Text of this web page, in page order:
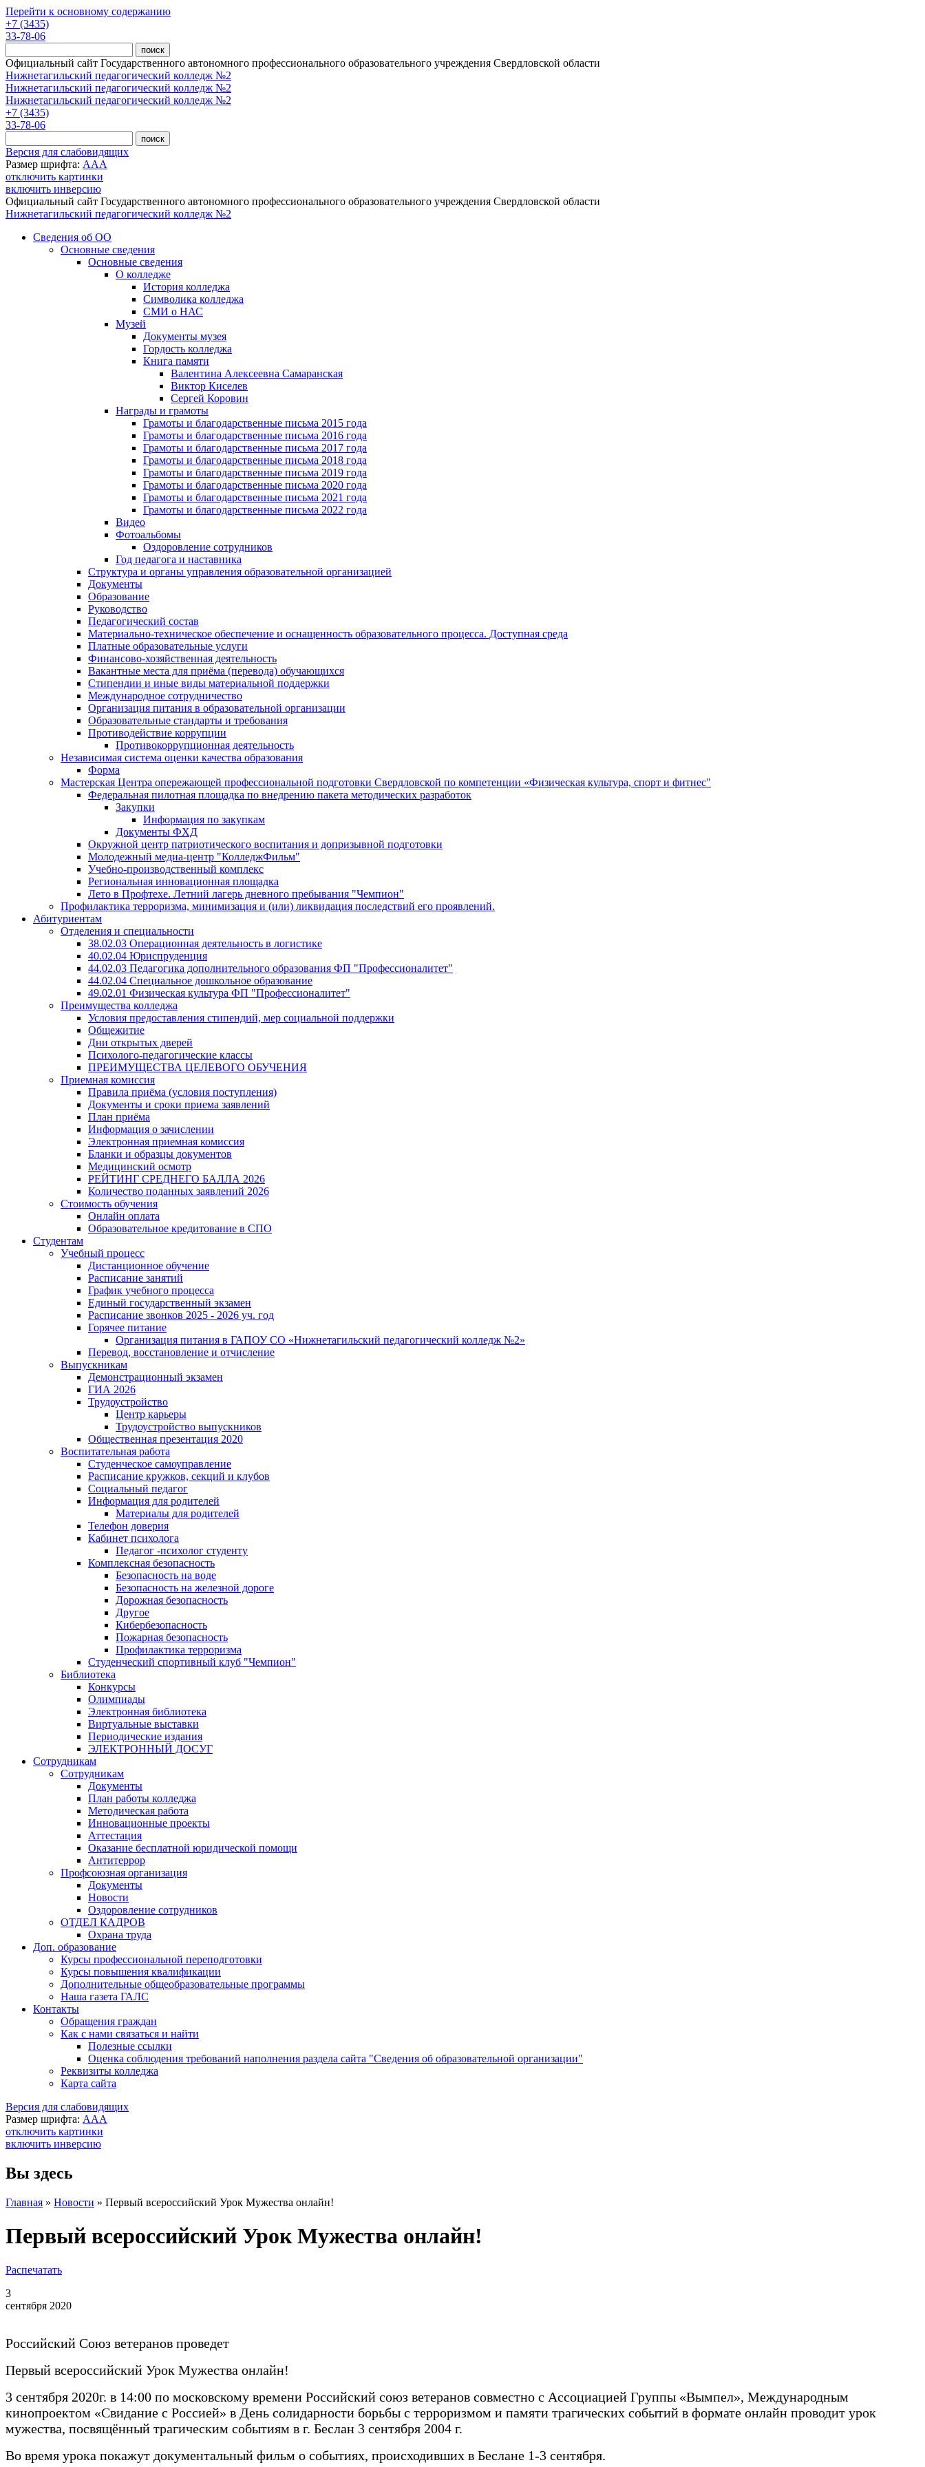
Перейти к основному содержанию
+7 (3435)
33-78-06
Официальный сайт Государственного автономного профессионального образовательного учреждения Свердловской области
Нижнетагильский педагогический колледж №2
Нижнетагильский педагогический колледж №2
Нижнетагильский педагогический колледж №2
+7 (3435)
33-78-06
Версия для слабовидящих
Размер шрифта: AAA
отключить картинки
включить инверсию
Официальный сайт Государственного автономного профессионального образовательного учреждения Свердловской области
Нижнетагильский педагогический колледж №2
Сведения об ОО
Основные сведения
Основные сведения
О колледже
История колледжа
Символика колледжа
СМИ о НАС
Музей
Документы музея
Гордость колледжа
Книга памяти
Валентина Алексеевна Самаранская
Виктор Киселев
Сергей Коровин
Награды и грамоты
Грамоты и благодарственные письма 2015 года
Грамоты и благодарственные письма 2016 года
Грамоты и благодарственные письма 2017 года
Грамоты и благодарственные письма 2018 года
Грамоты и благодарственные письма 2019 года
Грамоты и благодарственные письма 2020 года
Грамоты и благодарственные письма 2021 года
Грамоты и благодарственные письма 2022 года
Видео
Фотоальбомы
Оздоровление сотрудников
Год педагога и наставника
Структура и органы управления образовательной организацией
Документы
Образование
Руководство
Педагогический состав
Материально-техническое обеспечение и оснащенность образовательного процесса. Доступная среда
Платные образовательные услуги
Финансово-хозяйственная деятельность
Вакантные места для приёма (перевода) обучающихся
Стипендии и иные виды материальной поддержки
Международное сотрудничество
Организация питания в образовательной организации
Образовательные стандарты и требования
Противодействие коррупции
Противокоррупционная деятельность
Независимая система оценки качества образования
Форма
Мастерская Центра опережающей профессиональной подготовки Свердловской по компетенции «Физическая культура, спорт и фитнес"
Федеральная пилотная площадка по внедрению пакета методических разработок
Закупки
Информация по закупкам
Документы ФХД
Окружной центр патриотического воспитания и допризывной подготовки
Молодежный медиа-центр "КолледжФильм"
Учебно-производственный комплекс
Региональная инновационная площадка
Лето в Профтехе. Летний лагерь дневного пребывания "Чемпион"
Профилактика терроризма, минимизация и (или) ликвидация последствий его проявлений.
Абитуриентам
Отделения и специальности
38.02.03 Операционная деятельность в логистике
40.02.04 Юриспруденция
44.02.03 Педагогика дополнительного образования ФП "Профессионалитет"
44.02.04 Специальное дошкольное образование
49.02.01 Физическая культура ФП "Профессионалитет"
Преимущества колледжа
Условия предоставления стипендий, мер социальной поддержки
Общежитие
Дни открытых дверей
Психолого-педагогические классы
ПРЕИМУЩЕСТВА ЦЕЛЕВОГО ОБУЧЕНИЯ
Приемная комиссия
Правила приёма (условия поступления)
Документы и сроки приема заявлений
План приёма
Информация о зачислении
Электронная приемная комиссия
Бланки и образцы документов
Медицинский осмотр
РЕЙТИНГ СРЕДНЕГО БАЛЛА 2026
Количество поданных заявлений 2026
Стоимость обучения
Онлайн оплата
Образовательное кредитование в СПО
Студентам
Учебный процесс
Дистанционное обучение
Расписание занятий
График учебного процесса
Единый государственный экзамен
Расписание звонков 2025 - 2026 уч. год
Горячее питание
Организация питания в ГАПОУ СО «Нижнетагильский педагогический колледж №2»
Перевод, восстановление и отчисление
Выпускникам
Демонстрационный экзамен
ГИА 2026
Трудоустройство
Центр карьеры
Трудоустройство выпускников
Общественная презентация 2020
Воспитательная работа
Студенческое самоуправление
Расписание кружков, секций и клубов
Социальный педагог
Информация для родителей
Материалы для родителей
Телефон доверия
Кабинет психолога
Педагог -психолог студенту
Комплексная безопасность
Безопасность на воде
Безопасность на железной дороге
Дорожная безопасность
Другое
Кибербезопасность
Пожарная безопасность
Профилактика терроризма
Студенческий спортивный клуб "Чемпион"
Библиотека
Конкурсы
Олимпиады
Электронная библиотека
Виртуальные выставки
Периодические издания
ЭЛЕКТРОННЫЙ ДОСУГ
Сотрудникам
Сотрудникам
Документы
План работы колледжа
Методическая работа
Инновационные проекты
Аттестация
Оказание бесплатной юридической помощи
Антитеррор
Профсоюзная организация
Документы
Новости
Оздоровление сотрудников
ОТДЕЛ КАДРОВ
Охрана труда
Доп. образование
Курсы профессиональной переподготовки
Курсы повышения квалификации
Дополнительные общеобразовательные программы
Наша газета ГАЛС
Контакты
Обращения граждан
Как с нами связаться и найти
Полезные ссылки
Оценка соблюдения требований наполнения раздела сайта "Сведения об образовательной организации"
Реквизиты колледжа
Карта сайта
Версия для слабовидящих
Размер шрифта: AAA
отключить картинки
включить инверсию
Вы здесь
Главная » Новости » Первый всероссийский Урок Мужества онлайн!
Первый всероссийский Урок Мужества онлайн!
Распечатать
3
сентября 2020
Российский Союз ветеранов проведет
Первый всероссийский Урок Мужества онлайн!
3 сентября 2020г. в 14:00 по московскому времени Российский союз ветеранов совместно с Ассоциацией Группы «Вымпел», Международным
кинопроектом «Свидание с Россией» в День солидарности борьбы с терроризмом и памяти трагических событий в формате онлайн проводит урок
мужества, посвящённый трагическим событиям в г. Беслан 3 сентября 2004 г.
Во время урока покажут документальный фильм о событиях, происходивших в Беслане 1-3 сентября.